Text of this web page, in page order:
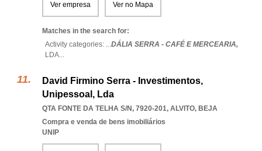
Ver empresa Ver no Mapa
Matches in the search for:
Activity categories: ...DÁLIA SERRA - CAFÉ E MERCEARIA,
LDA...
David Firmino Serra - Investimentos,
Unipessoal, Lda
QTA FONTE DA TELHA S/N, 7920-201, ALVITO, BEJA
Compra e venda de bens imobiliários
UNIP